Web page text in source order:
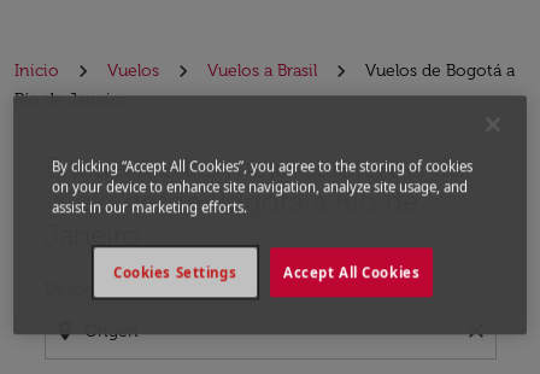
Inicio Vuelos Vuelos a Brasil
Vuelos de Bogotá a
Río de Janeiro
Encuentre las mejores ofertas de
vuelo desde Bogotá a Río de
location_on close
Por favor, intente actualizar su ruta (origen y / o
By clicking “Accept All Cookies”, you agree to the storing of cookies
on your device to enhance site navigation, analyze site usage, and
assist in our marketing efforts.
Accept All Cookies
Cookies Settings